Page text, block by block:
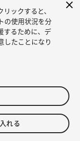
ックすると、
の使用状況を分
するために、デ
したことになり
れる